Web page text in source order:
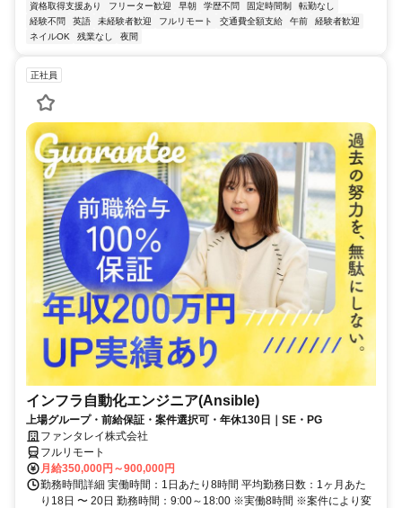
資格取得支援あり
フリーター歓迎 早朝 学歴不問 固定時間制
転勤なし
経験不問
英語 未経験者歓迎 フルリモート 交通費全額支給 午前
経験者歓迎
ネイルOK
残業なし 夜間
正社員
インフラ自動化エンジニア(Ansible)
上場グループ・前給保証・案件選択可・年休130日｜SE・PG
ファンタレイ株式会社
フルリモート
月給350,000円～900,000円
勤務時間詳細 実働時間：1日あたり8時間 平均勤務日数：1ヶ月あた
り18日 〜 20日 勤務時間：9:00～18:00 ※実働8時間 ※案件により変